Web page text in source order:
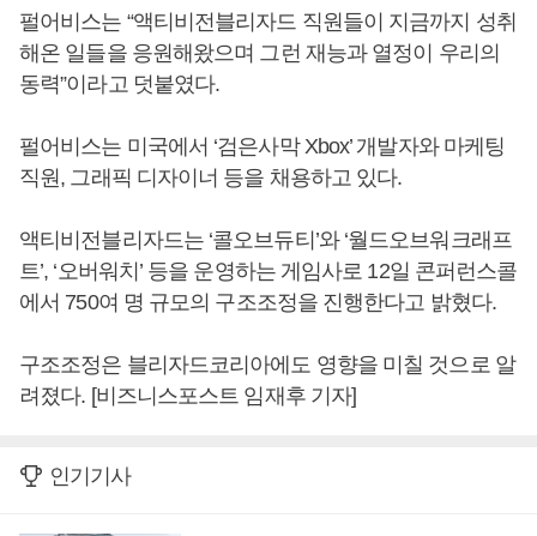
펄어비스는 “액티비전블리자드 직원들이 지금까지 성취
해온 일들을 응원해왔으며 그런 재능과 열정이 우리의
동력”이라고 덧붙였다.
펄어비스는 미국에서 ‘검은사막 Xbox’ 개발자와 마케팅
직원, 그래픽 디자이너 등을 채용하고 있다.
액티비전블리자드는 ‘콜오브듀티’와 ‘월드오브워크래프
트’, ‘오버워치’ 등을 운영하는 게임사로 12일 콘퍼런스콜
에서 750여 명 규모의 구조조정을 진행한다고 밝혔다.
구조조정은 블리자드코리아에도 영향을 미칠 것으로 알
려졌다. [비즈니스포스트 임재후 기자]
인기기사